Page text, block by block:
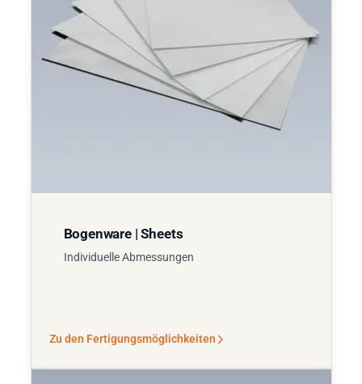
Bogenware | Sheets
Individuelle Abmessungen
Zu den Fertigungsmöglichkeiten